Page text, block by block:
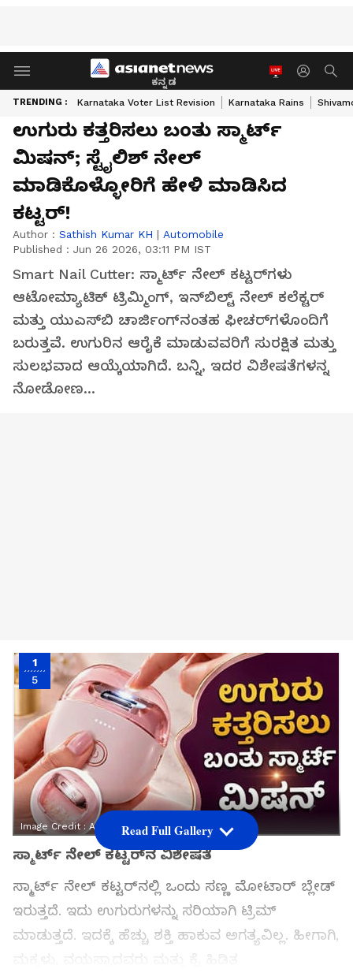
ಕನ್ನಡ
TRENDING : Karnataka Voter List Revision Karnataka Rains
ಉಗುರು ಕತ್ತರಿಸಲು ಬಂತು ಸ್ಮಾರ್ಟ್
ಮಿಷನ್; ಸ್ಟೈಲಿಶ್ ನೇಲ್
ಮಾಡಿಕೊಳ್ಳೋರಿಗೆ ಹೇಳಿ ಮಾಡಿಸಿದ
ಕಟ್ಟರ್!
Author : Sathish Kumar KH | Automobile
Published : Jun 26 2026, 03:11 PM IST
Smart Nail Cutter: ಸ್ಮಾರ್ಟ್ ನೇಲ್ ಕಟ್ಟರ್‌ಗಳು
ಆಟೋಮ್ಯಾಟಿಕ್ ಟ್ರಿಮ್ಮಿಂಗ್, ಇನ್‌ಬಿಲ್ಟ್ ನೇಲ್ ಕಲೆಕ್ಟರ್
ಮತ್ತು ಯುಎಸ್‌ಬಿ ಚಾರ್ಜಿಂಗ್‌ನಂತಹ ಫೀಚರ್‌ಗಳೊಂದಿಗೆ
ಬರುತ್ತವೆ. ಉಗುರಿನ ಆರೈಕೆ ಮಾಡುವವರಿಗೆ ಸುರಕ್ಷಿತ ಮತ್ತು
ಸುಲಭವಾದ ಆಯ್ಕೆಯಾಗಿದೆ. ಬನ್ನಿ, ಇದರ ವಿಶೇಷತೆಗಳನ್ನ
ನೋಡೋಣ...
1
5
Image Credit : Amazon
ಸ್ಮಾರ್ಟ್ ನೇಲ್ ಕಟ್ಟರ್‌ನ ವಿಶೇಷತೆ
ಸ್ಮಾರ್ಟ್ ನೇಲ್ ಕಟ್ಟರ್‌ನಲ್ಲಿ ಒಂದು ಸಣ್ಣ ಮೋಟಾರ್ ಬ್ಲೇಡ್
ಇರುತ್ತದೆ. ಇದು ಉಗುರುಗಳನ್ನು ಸರಿಯಾಗಿ ಟ್ರಿಮ್
ಮಾಡುತ್ತದೆ. ಇದಕ್ಕೆ ಹೆಚ್ಚು ಶಕ್ತಿ ಹಾಕುವ ಅಗತ್ಯವಿಲ್ಲ. ಹೀಗಾಗಿ,
Read Full Gallery